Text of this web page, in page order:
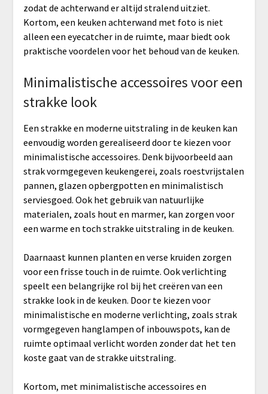
zodat de achterwand er altijd stralend uitziet.
Kortom, een keuken achterwand met foto is niet
alleen een eyecatcher in de ruimte, maar biedt ook
praktische voordelen voor het behoud van de keuken.
Minimalistische accessoires voor een
strakke look
Een strakke en moderne uitstraling in de keuken kan
eenvoudig worden gerealiseerd door te kiezen voor
minimalistische accessoires. Denk bijvoorbeeld aan
strak vormgegeven keukengerei, zoals roestvrijstalen
pannen, glazen opbergpotten en minimalistisch
serviesgoed. Ook het gebruik van natuurlijke
materialen, zoals hout en marmer, kan zorgen voor
een warme en toch strakke uitstraling in de keuken.
Daarnaast kunnen planten en verse kruiden zorgen
voor een frisse touch in de ruimte. Ook verlichting
speelt een belangrijke rol bij het creëren van een
strakke look in de keuken. Door te kiezen voor
minimalistische en moderne verlichting, zoals strak
vormgegeven hanglampen of inbouwspots, kan de
ruimte optimaal verlicht worden zonder dat het ten
koste gaat van de strakke uitstraling.
Kortom, met minimalistische accessoires en